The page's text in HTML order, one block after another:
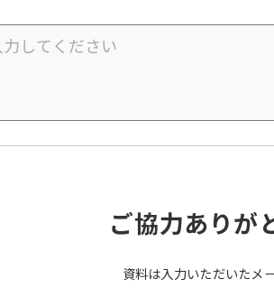
ご協力ありが
資料は入力いただいたメ